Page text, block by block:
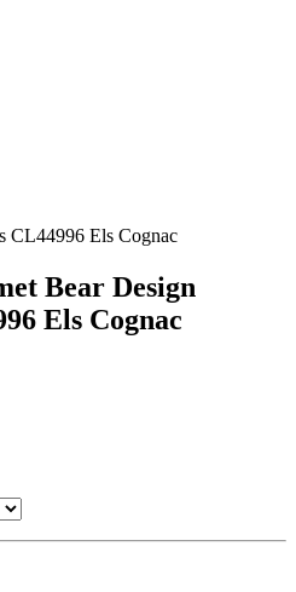
CL44996 Els Cognac
Bear Design
Els Cognac